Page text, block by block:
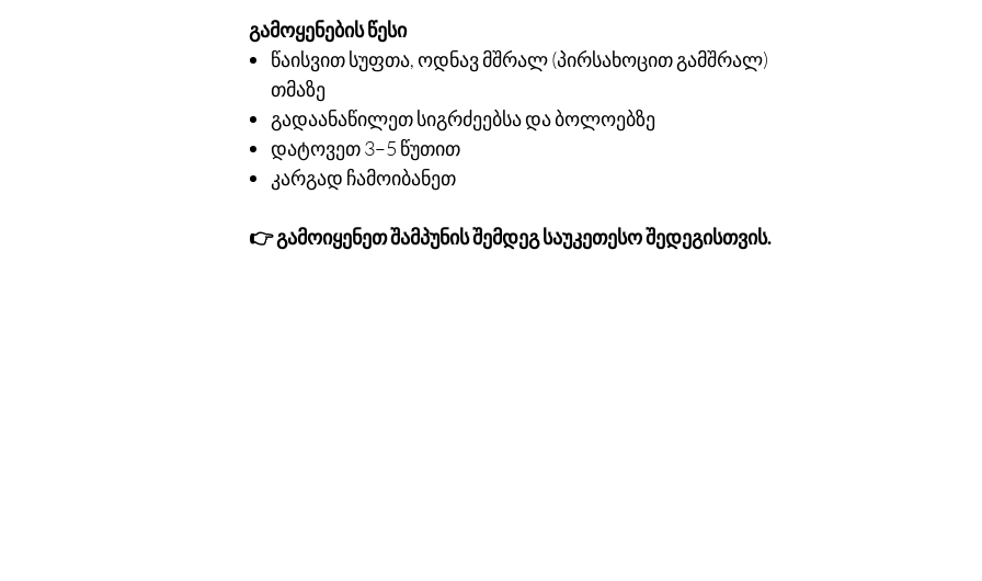
გამოყენების წესი
წაისვით სუფთა, ოდნავ მშრალ (პირსახოცით გამშრალ)
თმაზე
გადაანაწილეთ სიგრძეებსა და ბოლოებზე
დატოვეთ 3–5 წუთით
კარგად ჩამოიბანეთ
👉 გამოიყენეთ შამპუნის შემდეგ საუკეთესო შედეგისთვის.